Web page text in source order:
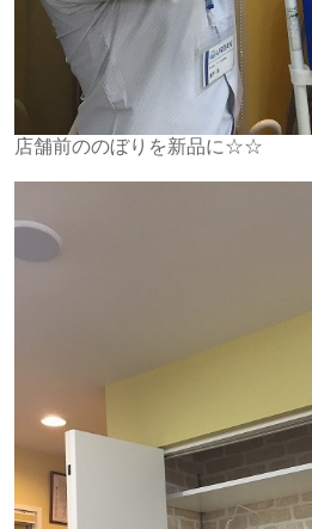
店舗前ののぼりを新品に☆☆